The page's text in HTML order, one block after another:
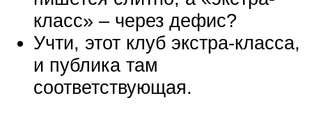
класс» – через дефис?
Учти, этот клуб экстра-класса,
и публика там
соответствующая.